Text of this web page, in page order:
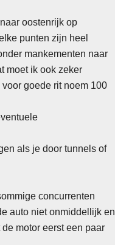
oostenrijk op
punten zijn heel
mankementen naar
moet ik ook zeker
goede rit noem 100
als je door tunnels of
concurrenten
auto niet onmiddellijk en
motor eerst een paar